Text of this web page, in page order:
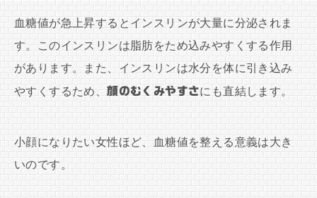
血糖値が急上昇するとインスリンが大量に分泌されま
す。このインスリンは脂肪をため込みやすくする作用
があります。また、インスリンは水分を体に引き込み
やすくするため、顔のむくみやすさにも直結します。
小顔になりたい女性ほど、血糖値を整える意義は大き
いのです。